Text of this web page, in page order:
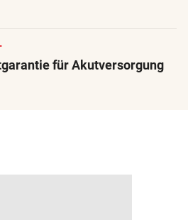
für Akutversorgung